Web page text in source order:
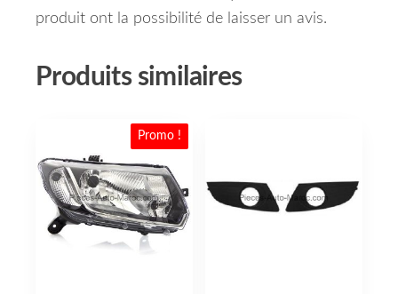
produit ont la possibilité de laisser un avis.
Produits similaires
Promo !